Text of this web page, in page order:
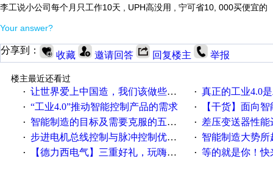
李工说小公司每个月只工作10天 , UPH高没用 宁可省10, 000买便宜的
Your answer?
分享到： 收藏 邀请回答 回复楼主 举报
楼主最近还看过
· 让世界爱上中国造，我们该做些什么 · 真正的工业4.0
· “工业4.0”推动智能控制产品的需求 · 【干货】面向
· 智能制造的目标及需要克服的五个障碍 · 差压变送器性能达
· 步进电机总线控制与脉冲控制优缺点 · 智能制造大势所趋
· 【德力西电气】三重好礼，玩嗨夏日！ · 等的就是你！快来